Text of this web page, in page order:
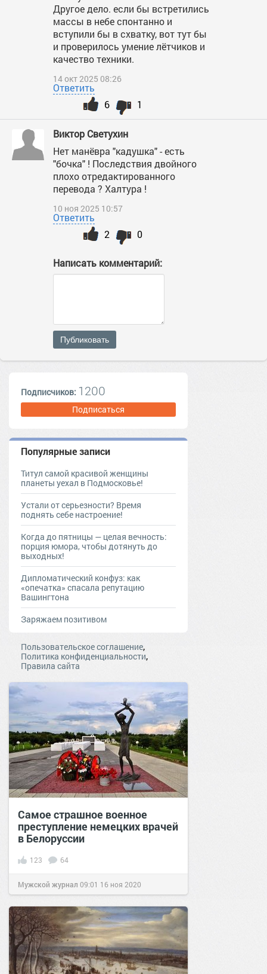
Другое дело. если бы встретились
массы в небе спонтанно и
вступили бы в схватку, вот тут бы
и проверилось умение лётчиков и
качество техники.
14 окт 2025 08:26
Ответить
1
6
Виктор Светухин
Нет манёвра "кадушка" - есть
"бочка" ! Последствия двойного
плохо отредактированного
перевода ? Халтура !
10 ноя 2025 10:57
Ответить
0
2
Написать комментарий:
Публиковать
Подписчиков: 1200
Подписаться
Популярные записи
Титул самой красивой женщины
планеты уехал в Подмосковье!
Устали от серьезности? Время
поднять себе настроение!
Когда до пятницы — целая вечность:
порция юмора, чтобы дотянуть до
выходных!
Дипломатический конфуз: как
«опечатка» спасала репутацию
Вашингтона
Заряжаем позитивом
Пользовательское соглашение,
Политика конфиденциальности,
Правила сайта
Самое страшное военное
преступление немецких врачей
в Белоруссии
123 64
Мужской журнал 09:01 16 ноя 2020